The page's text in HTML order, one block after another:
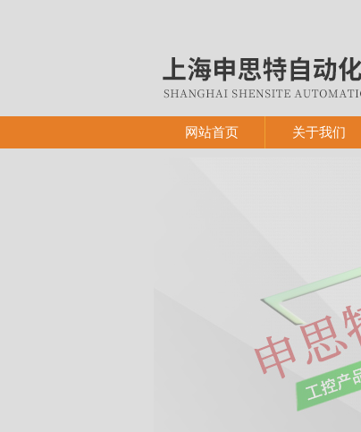
网站首页 关于我们